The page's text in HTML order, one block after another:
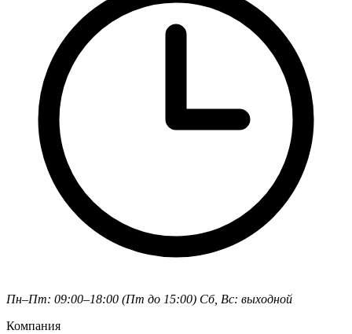
Пн–Пт: 09:00–18:00 (Пт до 15:00) Сб, Вс: выходной
Компания